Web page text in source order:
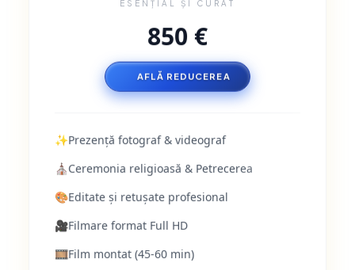
ESENȚIAL ȘI CURAT
850 €
AFLĂ REDUCEREA
✨Prezență fotograf & videograf
⛪Ceremonia religioasă & Petrecerea
🎨Editate și retușate profesional
🎥Filmare format Full HD
🎞️Film montat (45-60 min)